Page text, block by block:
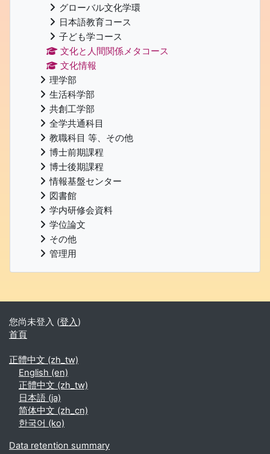
グローバル文化学環
日本語教育コース
子ども学コース
文化と人間関係メタコース
文化情報
理学部
生活科学部
共創工学部
全学共通科目
教職科目 等、その他
博士前期課程
博士後期課程
情報基盤センター
図書館
学内研修会資料
学位論文
その他
管理用
補充內容區塊
您尚未登入 (登入)
首頁
正體中文 ‎(zh_tw)‎
English ‎(en)‎
正體中文 ‎(zh_tw)‎
日本語 ‎(ja)‎
简体中文 ‎(zh_cn)‎
한국어 ‎(ko)‎
Data retention summary